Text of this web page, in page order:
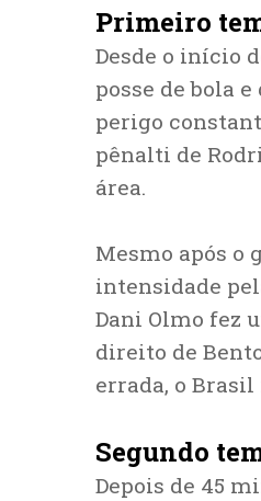
Primeiro
Desde o início
posse de bola
perigo
pênalti de
área.
Mesmo após o
intensidade
Dani Olmo fez
direito de
errada, o
Segundo
Depois de 45